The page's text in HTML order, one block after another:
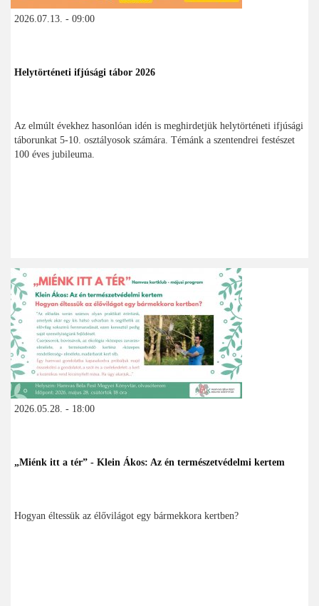
2026.07.13. - 09:00
Helytörténeti ifjúsági tábor 2026
Az elmúlt évekhez hasonlóan idén is meghirdetjük helytörténeti ifjúsági
táborunkat 5-10. osztályosok számára. Témánk a szentendrei festészet
100 éves jubileuma.
2026.05.28. - 18:00
„Miénk itt a tér” - Klein Ákos: Az én természetvédelmi kertem
Hogyan éltessük az élővilágot egy bármekkora kertben?